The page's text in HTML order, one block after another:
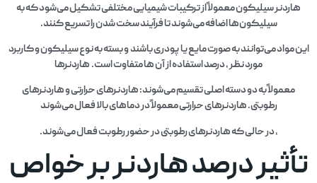
هاردنر سیلیکون معمولاً از ترکیبات شیمیایی مختلفی تشکیل می‌شود که به
سیلیکون‌ها اضافه می‌شوند تا فرآیند سخت شدن را تسریع کنند.
این مواد می‌توانند به صورت مایع یا پودری باشند و بسته به نوع سیلیکون و کاربرد
مورد نظر ، درصد استفاده از آن‌ ها متفاوت است. هاردنرها
معمولاً به دو دسته اصلی تقسیم می‌شوند: هاردنرهای حرارتی و هاردنرهای
رطوبتی. هاردنرهای حرارتی معمولاً در دماهای بالا فعال می‌شوند
، در حالی که هاردنرهای رطوبتی در حضور رطوبت فعال می‌شوند.
تأثیر درصد هاردنر بر خواص